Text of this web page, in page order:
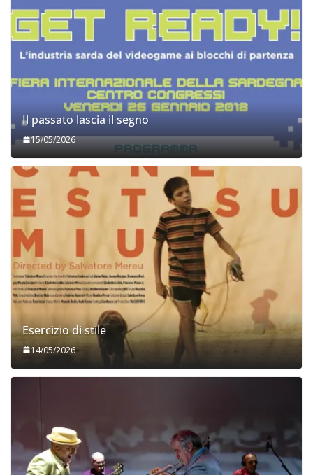
Il passato lascia il segno
15/05/2026
Esercizio di stile
14/05/2026